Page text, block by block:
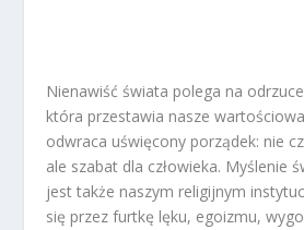
Nienawiść świata polega na
która przestawia nasze
odwraca uświęcony porządek: nie
ale szabat dla człowieka. Myślenie
jest także naszym religijnym
się przez furtkę lęku, egoizmu,